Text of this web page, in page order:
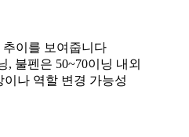
추이를 보여줍니다
, 불펜은 50~70이닝 내외
나 역할 변경 가능성